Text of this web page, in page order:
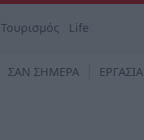
Τουρισμός Life
ΣΑΝ ΣΗΜΕΡΑ ΕΡΓΑΣΙΑ